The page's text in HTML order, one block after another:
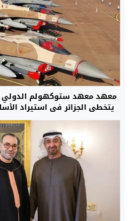
معهد معهد ستوكهولم الدولي
يتخطى الجزائر في استيراد
الولايات المتحدة